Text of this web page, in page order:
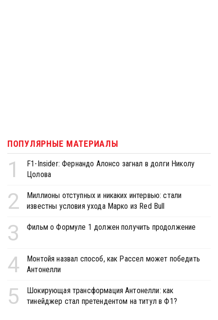
ПОПУЛЯРНЫЕ МАТЕРИАЛЫ
1
F1-Insider: Фернандо Алонсо загнал в долги Николу
Цолова
2
Миллионы отступных и никаких интервью: стали
известны условия ухода Марко из Red Bull
3 Фильм о Формуле 1 должен получить продолжение
4
Монтойя назвал способ, как Рассел может победить
Антонелли
5
Шокирующая трансформация Антонелли: как
тинейджер стал претендентом на титул в Ф1?